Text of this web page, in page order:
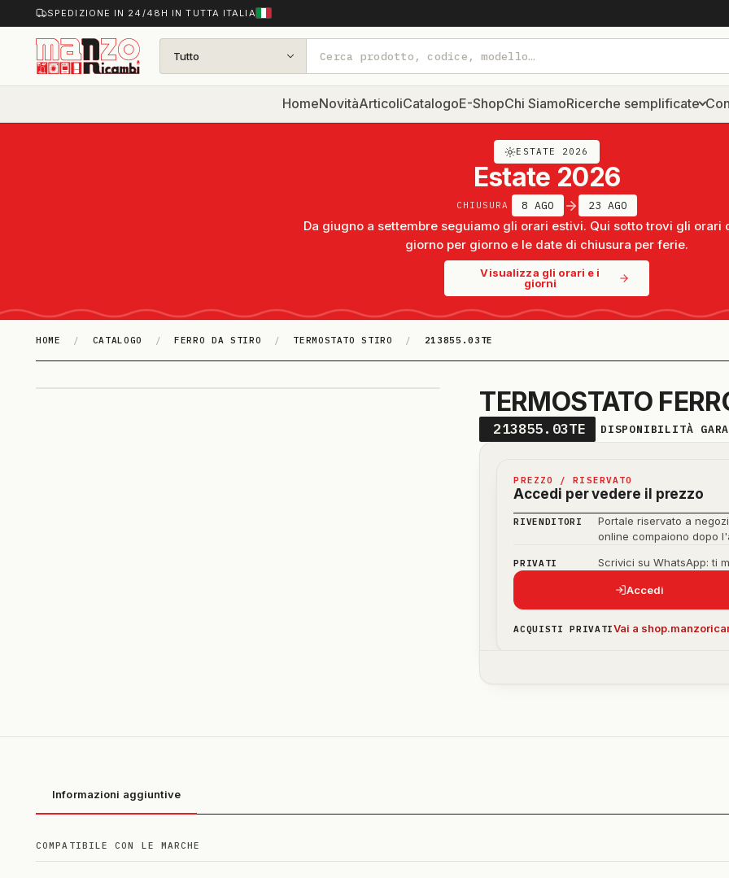
SPEDIZIONE IN 24/48H IN TUTTA ITALIA
Tutto
HomeNovitàArticoliCatalogoE-ShopChi SiamoRicerche semplificate
ESTATE 2026
Estate 2026
CHIUSURA 8 AGO 23 AGO
Da giugno a settembre seguiamo gli orari estivi. Qui sotto trovi gli orari
giorno per giorno e le date di chiusura per ferie.
Visualizza gli orari e i
giorni
HOME / CATALOGO / FERRO DA STIRO / TERMOSTATO STIRO / 213855.03TE
TERMOSTATO
213855.03TE DISPONIBILITÀ
PREZZO / RISERVATO
Accedi per vedere il prezzo
RIVENDITORI
Portale riservato a
online compaiono dopo
PRIVATI Scrivici su WhatsApp: ti
Accedi
ACQUISTI PRIVATIVai a
Informazioni aggiuntive
COMPATIBILE CON LE MARCHE